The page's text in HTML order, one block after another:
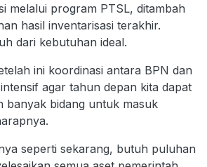
melalui program PTSL, ditambah
hasil inventarisasi terakhir.
dari kebutuhan ideal.
ini koordinasi antara BPN dan
agar tahun depan kita dapat
banyak bidang untuk masuk
seperti sekarang, butuh puluhan